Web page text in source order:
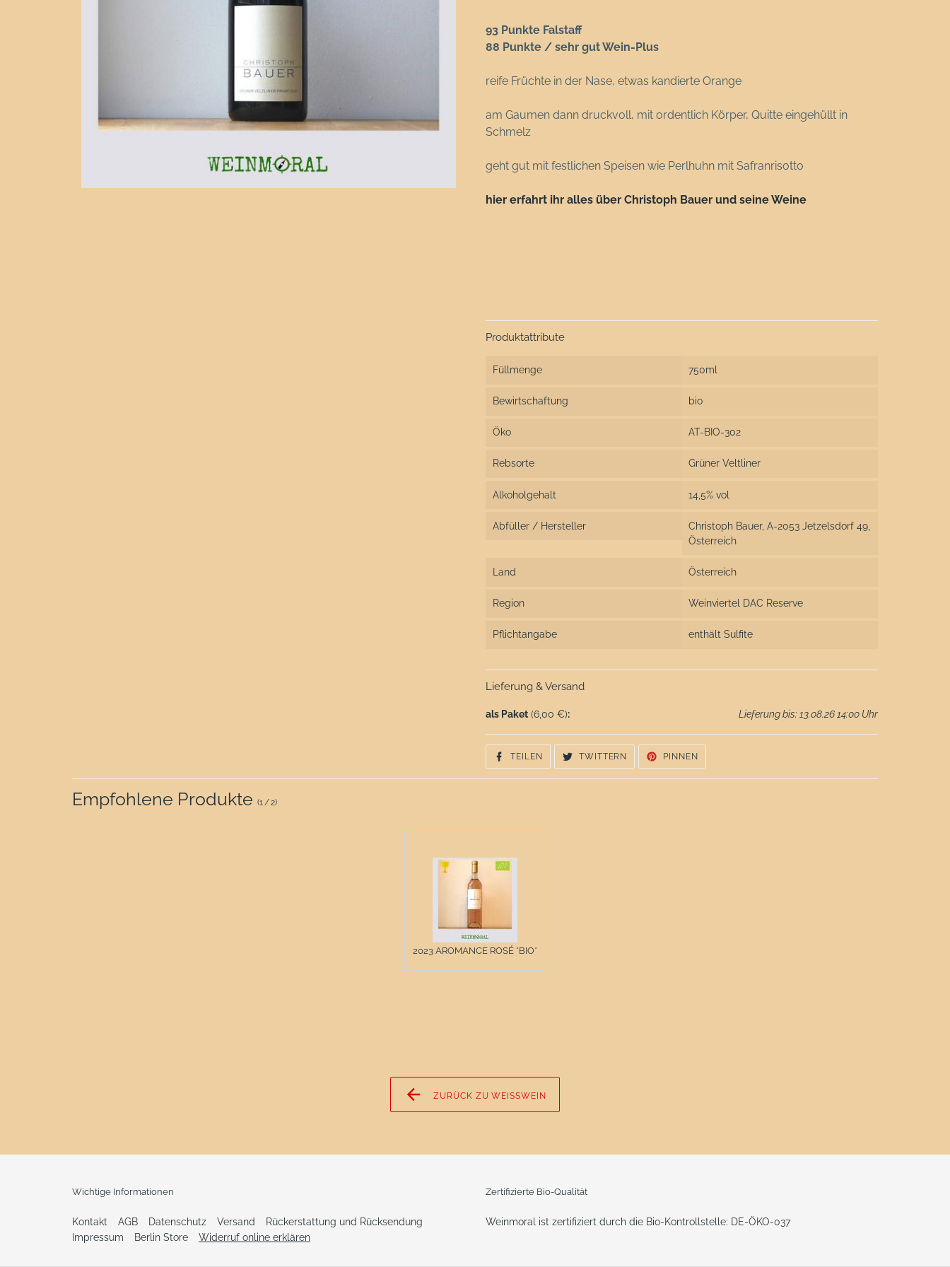
93 Punkte Falstaff
88 Punkte / sehr gut Wein-Plus
reife Früchte in der Nase, etwas kandierte Orange
am Gaumen dann druckvoll, mit ordentlich Körper, Quitte eingehüllt in
Schmelz
geht gut mit festlichen Speisen wie Perlhuhn mit Safranrisotto
hier erfahrt ihr alles über Christoph Bauer und seine Weine
Produktattribute
Füllmenge 750ml
Bewirtschaftung bio
Öko AT-BIO-302
Rebsorte Grüner Veltliner
Alkoholgehalt 14,5% vol
Abfüller / Hersteller
Christoph Bauer, A-2053 Jetzelsdorf 49,
Österreich
Land Österreich
Region Weinviertel DAC Reserve
Pflichtangabe enthält Sulfite
Lieferung & Versand
als Paket (6,00 €): Lieferung bis: 13.08.26 14:00 Uhr
TEILENAUF
FACEBOOK
TEILEN
TWITTERN
TWITTER
TWITTERN
PINNEN
PINNEN
Empfohlene Produkte (1/2)
2023 AROMANCE ROSÉ *BIO*
ZURÜCK ZU WEISSWEIN
Wichtige Informationen
Kontakt AGB Datenschutz Versand
Rückerstattung und Rücksendung
Impressum
Berlin Store Widerruf online erklären
Zertifizierte Bio-Qualität
Weinmoral ist zertifiziert durch die Bio-Kontrollstelle: DE-ÖKO-037